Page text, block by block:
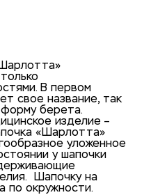
В первом
свое название, так
берета.
изделие –
«Шарлотта»
уложенное
у шапочки
Шапочку на
по окружности.